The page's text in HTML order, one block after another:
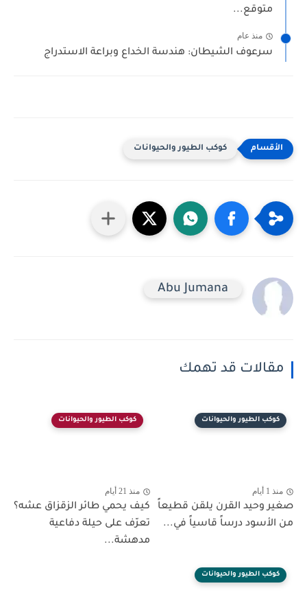
متوقع...
منذ عام
سرعوف الشيطان: هندسة الخداع وبراعة الاستدراج
كوكب الطيور والحيوانات
Abu Jumana
مقالات قد تهمك
كوكب الطيور والحيوانات
منذ 1 أيام
صغير وحيد القرن يلقن قطيعاً
من الأسود درساً قاسياً في...
كوكب الطيور والحيوانات
منذ 21 أيام
كيف يحمي طائر الزقزاق عشه؟
تعرّف على حيلة دفاعية
مدهشة...
كوكب الطيور والحيوانات